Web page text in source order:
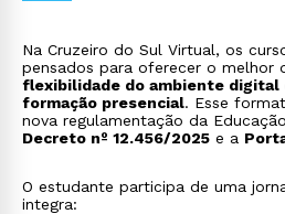
Na Cruzeiro do Sul Virtual, os
pensados para oferecer o melhor
flexibilidade do ambiente digital
formação presencial. Esse
nova regulamentação da
Decreto nº 12.456/2025 e a
O estudante participa de uma
integra: